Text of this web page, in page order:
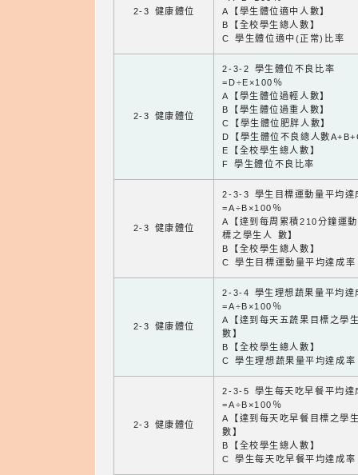
2-3 健康體位
A【學生體位適中人數】
B【全校學生總人數】
C 學生體位適中(正常)比率
2-3 健康體位
2-3-2 學生體位不良比率
=D÷E×100％
A【學生體位過輕人數】
B【學生體位過重人數】
C【學生體位肥胖人數】
D【學生體位不良總人數
E【全校學生總人數】
F 學生體位不良比率
2-3 健康體位
2-3-3 學生目標運動量平均達
=A÷B×100％
A【達到每周累積210分鐘運
標之學生人 數】
B【全校學生總人數】
C 學生目標運動量平均達成率
2-3 健康體位
2-3-4 學生理想蔬果量平均達
=A÷B×100％
A【達到每天五蔬果目標之學
數】
B【全校學生總人數】
C 學生理想蔬果量平均達成率
2-3 健康體位
2-3-5 學生每天吃早餐平均達
=A÷B×100％
A【達到每天吃早餐目標之學
數】
B【全校學生總人數】
C 學生每天吃早餐平均達成率